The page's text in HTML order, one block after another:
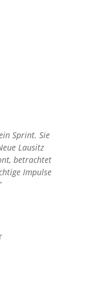
Sprint. Sie
Lausitz
betrachtet
Impulse